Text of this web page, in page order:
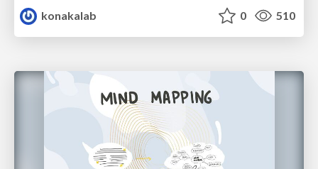
konakalab
0 510